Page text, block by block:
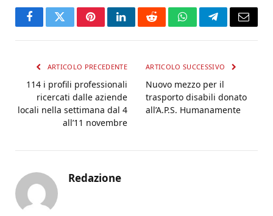
FacebookTwitterPinterestLinkedInRedditWhatsAppTelegramEmail
ARTICOLO PRECEDENTE
114 i profili professionali
ricercati dalle aziende
locali nella settimana dal 4
all’11 novembre
ARTICOLO SUCCESSIVO
Nuovo mezzo per il
trasporto disabili donato
all’A.P.S. Humanamente
Redazione